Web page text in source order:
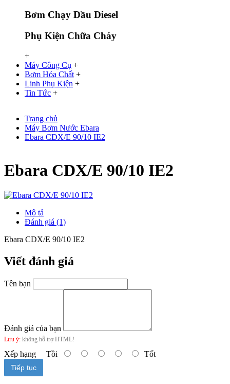
Bơm Chạy Dầu Diesel
Phụ Kiện Chữa Cháy
+
Máy Công Cụ +
Bơm Hóa Chất +
Linh Phụ Kiện +
Tin Tức +
Trang chủ
Máy Bơm Nước Ebara
Ebara CDX/E 90/10 IE2
Ebara CDX/E 90/10 IE2
Mô tả
Đánh giá (1)
Ebara CDX/E 90/10 IE2
Viết đánh giá
Tên bạn
Đánh giá của bạn
Lưu ý: không hỗ trợ HTML!
Xếp hạng Tồi Tốt
Tiếp tục